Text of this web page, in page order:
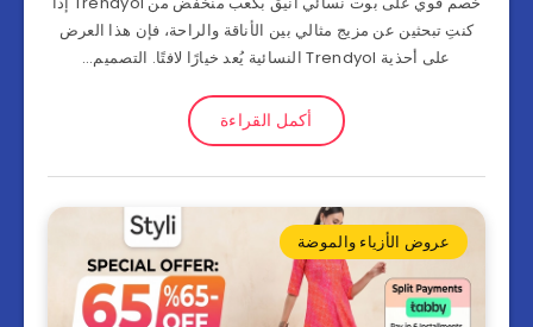
كنتِ تبحثين عن مزيج مثالي بين الأناقة والراحة، فإن هذا العرض
على أحذية Trendyol النسائية يُعد خيارًا لافتًا. التصميم…
أكمل القراءة
عروض الأزياء والموضة